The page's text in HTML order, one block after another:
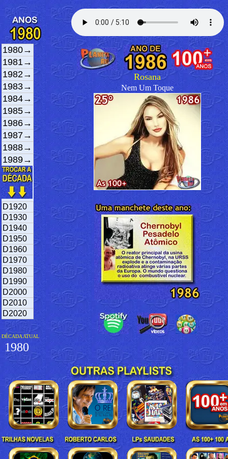
1980→
1981→
1982→
1983→
1984→
1985→
1986→
1987→
1988→
1989→
D1920
D1930
D1940
D1950
D1960
D1970
D1980
D1990
D2000
D2010
D2020
DÉCADA ATUAL
1980
Rosana
Nem Um Toque